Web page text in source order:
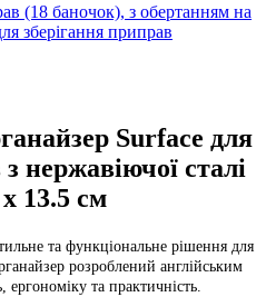
(18 баночок), з обертанням на
зберігання приправ
Surface для
нержавіючої сталі
х 13.5 см
та функціональне рішення для
розроблений англійським
ергономіку та практичність.